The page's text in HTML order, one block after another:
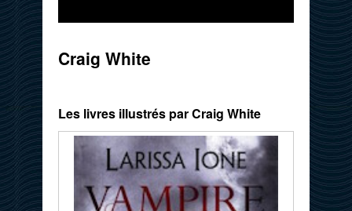
Craig White
Les livres illustrés par Craig White